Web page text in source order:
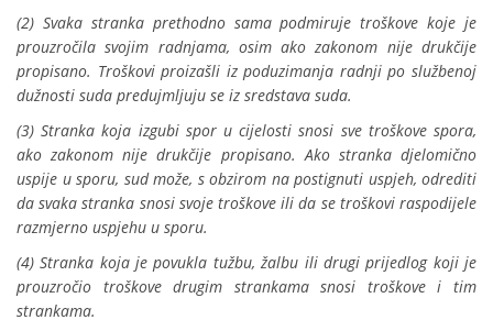
(2) Svaka stranka prethodno sama podmiruje troškove koje je
prouzročila svojim radnjama, osim ako zakonom nije drukčije
propisano. Troškovi proizašli iz poduzimanja radnji po službenoj
dužnosti suda predujmljuju se iz sredstava suda.
(3) Stranka koja izgubi spor u cijelosti snosi sve troškove spora,
ako zakonom nije drukčije propisano. Ako stranka djelomično
uspije u sporu, sud može, s obzirom na postignuti uspjeh, odrediti
da svaka stranka snosi svoje troškove ili da se troškovi raspodijele
razmjerno uspjehu u sporu.
(4) Stranka koja je povukla tužbu, žalbu ili drugi prijedlog koji je
prouzročio troškove drugim strankama snosi troškove i tim
strankama.